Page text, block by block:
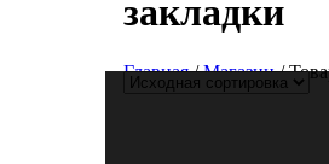
закладки
Главная/Магазин/